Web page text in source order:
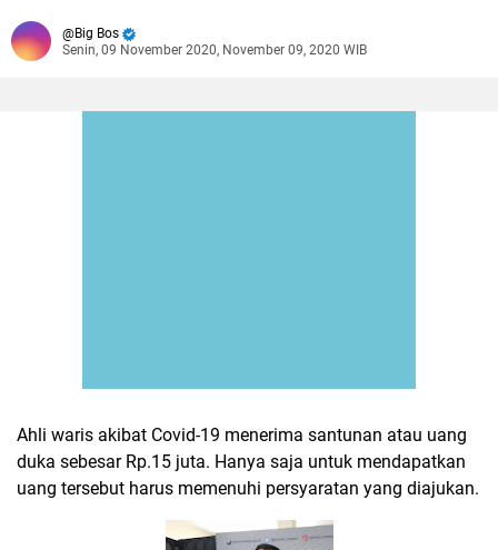
Big Bos
Senin, 09 November 2020, November 09, 2020 WIB
Ahli waris akibat Covid-19 menerima santunan atau uang
duka sebesar Rp.15 juta. Hanya saja untuk mendapatkan
uang tersebut harus memenuhi persyaratan yang diajukan.